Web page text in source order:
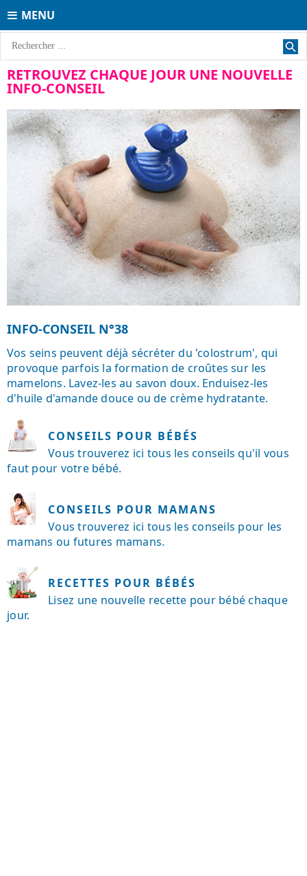
MENU
RETROUVEZ CHAQUE JOUR UNE NOUVELLE
INFO-CONSEIL
INFO-CONSEIL N°38
Vos seins peuvent déjà sécréter du 'colostrum', qui
provoque parfois la formation de croûtes sur les
mamelons. Lavez-les au savon doux. Enduisez-les
d'huile d'amande douce ou de crème hydratante.
CONSEILS POUR BÉBÉS
Vous trouverez ici tous les conseils qu'il vous
faut pour votre bébé.
CONSEILS POUR MAMANS
Vous trouverez ici tous les conseils pour les
mamans ou futures mamans.
RECETTES POUR BÉBÉS
Lisez une nouvelle recette pour bébé chaque
jour.